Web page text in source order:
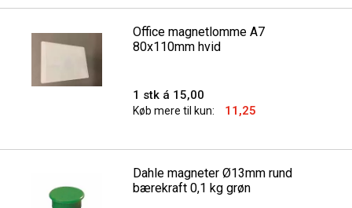
Office magnetlomme A7
80x110mm hvid
1 stk á 15,00
Køb mere til kun: 11,25
Dahle magneter Ø13mm rund
bærekraft 0,1 kg grøn